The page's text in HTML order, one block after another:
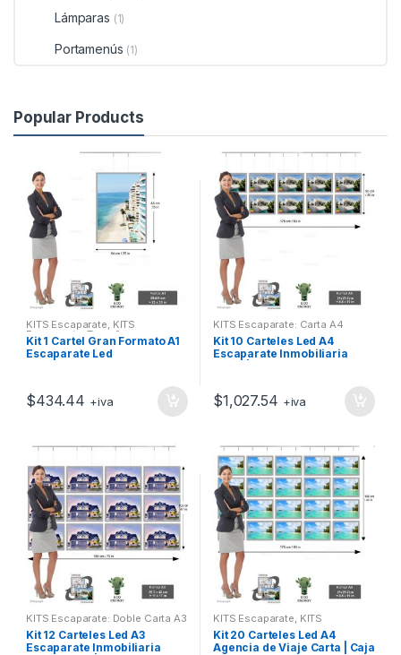
Lámparas (1)
Portamenús (1)
Popular Products
KITS Escaparate, KITS
Escaparate: Tamaños
Mezclados
Kit 1 Cartel Gran Formato A1
Escaparate Led
$434.44 +iva
KITS Escaparate: Carta A4
Kit 10 Carteles Led A4
Escaparate Inmobiliaria
$1,027.54 +iva
KITS Escaparate: Doble Carta A3
Kit 12 Carteles Led A3
Escaparate Inmobiliaria
KITS Escaparate KITS
Escaparate: Carta A4
Kit 20 Carteles Led A4
Agencia de Viaje Carta | Caja